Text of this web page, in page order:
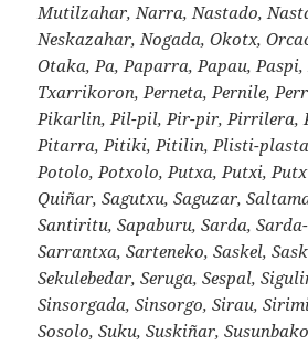
Mutilzahar, Narra, Nastado,
Neskazahar, Nogada, Okotx,
Otaka, Pa, Paparra, Papau,
Txarrikoron, Perneta, Pernile,
Pikarlin, Pil-pil, Pir-pir, Pirrilera,
Pitarra, Pitiki, Pitilin, Plisti-
Potolo, Potxolo, Putxa, Putxi,
Quiñar, Sagutxu, Saguzar,
Santiritu, Sapaburu, Sarda,
Sarrantxa, Sarteneko, Saskel,
Sekulebedar, Seruga, Sespal,
Sinsorgada, Sinsorgo, Sirau,
Sosolo, Suku, Suskiñar,